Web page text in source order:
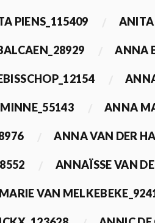
PIENS_115409 ANITA
ANNA
ANNA
ANNA VAN DER
ANNAÏSSE VAN
VAN